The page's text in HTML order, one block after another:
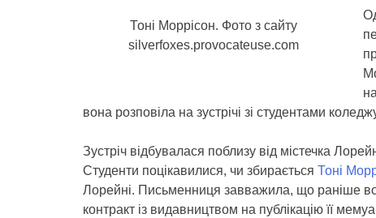
Тоні Моррісон. Фото з сайту
silverfoxes.provocateuse.com
вона розповіла на зустрічі зі студентами
Зустріч відбувалася поблизу від містечка
Студенти поцікавилися, чи збирається Тоні
Лорейні. Письменниця завважила, що раніше
контракт із видавництвом на публікацію її